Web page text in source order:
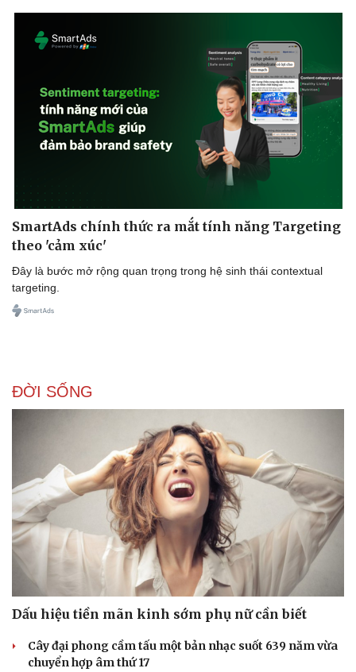
SmartAds chính thức ra mắt tính năng Targeting
theo 'cảm xúc'
Đây là bước mở rộng quan trọng trong hệ sinh thái contextual
targeting.
ĐỜI SỐNG
Dấu hiệu tiền mãn kinh sớm phụ nữ cần biết
Cây đại phong cầm tấu một bản nhạc suốt 639 năm vừa
chuyển hợp âm thứ 17